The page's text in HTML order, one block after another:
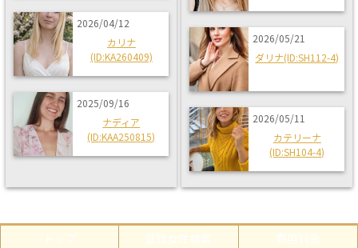
2026/04/12
カリナ
(ID:KA260409)
2025/09/16
ナディア
(ID:KAA250815)
2026/05/21
ダリナ(ID:SH112-4)
2026/05/11
カテリーナ
(ID:SH104-4)
トップ 登録女性検索
費用料金